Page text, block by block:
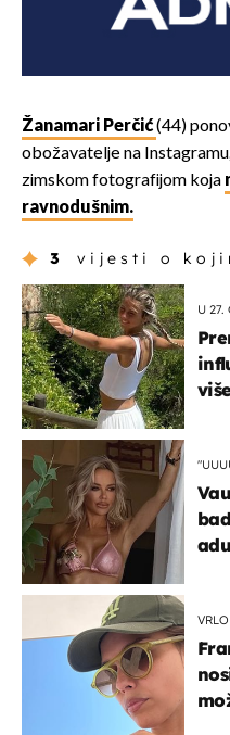
Žanamari Perčić(44)
obožavatelje na
zimskom fotografijom koja
ravnodušnim.
3 vijesti o
U